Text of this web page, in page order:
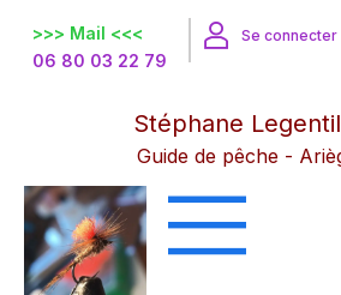
>>> Mail <<<
06 80 03 22 79
Se connecter
Stéphane
Guide de pêche -